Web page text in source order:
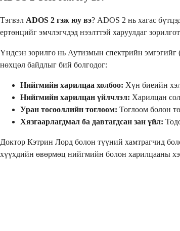
Тэгвэл ADOS 2 гэж юу вэ? ADOS 2 нь хагас
ертөнцийг эмчлэгчдэд нээлттэй харуулдаг
Үндсэн зорилго нь Аутизмын спектрийн
нөхцөл байдлыг бий болгодог:
Нийгмийн харилцаа холбоо: Хүн биеийн
Нийгмийн харилцан үйлчлэл: Харилцан
Уран төсөөллийн тоглоом: Тоглоом болон
Хязгаарлагдмал ба давтагдсан зан үйл:
Доктор Кэтрин Лорд болон түүний хамтрагчид
хүүхдийн өвөрмөц нийгмийн болон харилцааны